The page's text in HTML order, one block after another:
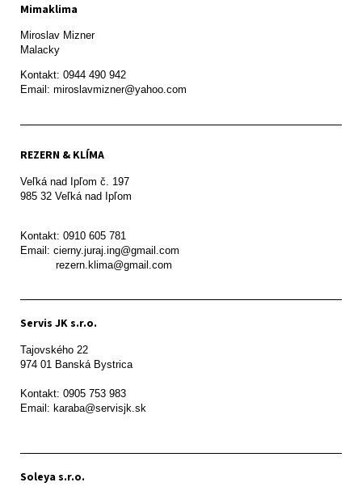
Mimaklima
Miroslav Mizner
Malacky
Kontakt: 0944 490 942
REZERN & KLÍMA
Veľká nad Ipľom č. 197
985 32 Veľká nad Ipľom
Kontakt: 0910 605 781
Email: cierny.juraj.ing@gmail.com
           rezern.klima@gmail.com
Servis JK s.r.o.
Tajovského 22
974 01 Banská Bystrica
Kontakt: 0905 753 983
Email: karaba@servisjk.sk
Soleya s.r.o.